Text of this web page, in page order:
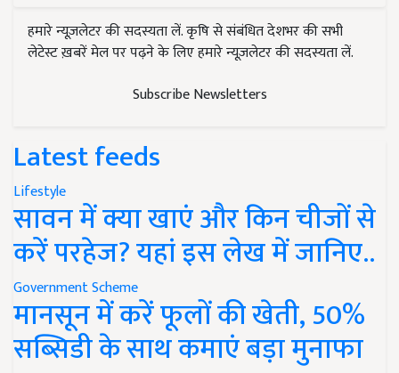
हमारे न्यूज़लेटर की सदस्यता लें. कृषि से संबंधित देशभर की सभी
लेटेस्ट ख़बरें मेल पर पढ़ने के लिए हमारे न्यूज़लेटर की सदस्यता लें.
Subscribe Newsletters
Latest feeds
Lifestyle
सावन में क्या खाएं और किन चीजों से
करें परहेज? यहां इस लेख में जानिए..
Government Scheme
मानसून में करें फूलों की खेती, 50%
सब्सिडी के साथ कमाएं बड़ा मुनाफा